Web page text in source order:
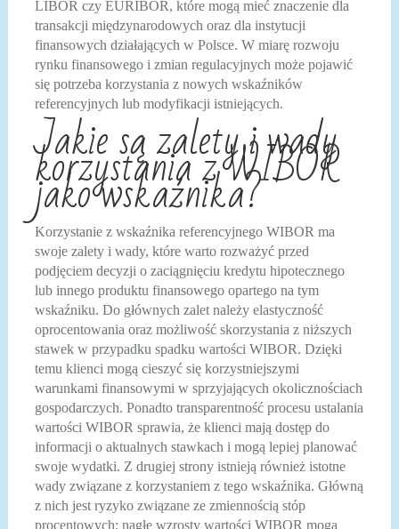
LIBOR czy EURIBOR, które mogą mieć znaczenie dla
transakcji międzynarodowych oraz dla instytucji
finansowych działających w Polsce. W miarę rozwoju
rynku finansowego i zmian regulacyjnych może pojawić
się potrzeba korzystania z nowych wskaźników
referencyjnych lub modyfikacji istniejących.
Jakie są zalety i wady
korzystania z WIBOR
jako wskaźnika?
Korzystanie z wskaźnika referencyjnego WIBOR ma
swoje zalety i wady, które warto rozważyć przed
podjęciem decyzji o zaciągnięciu kredytu hipotecznego
lub innego produktu finansowego opartego na tym
wskaźniku. Do głównych zalet należy elastyczność
oprocentowania oraz możliwość skorzystania z niższych
stawek w przypadku spadku wartości WIBOR. Dzięki
temu klienci mogą cieszyć się korzystniejszymi
warunkami finansowymi w sprzyjających okolicznościach
gospodarczych. Ponadto transparentność procesu ustalania
wartości WIBOR sprawia, że klienci mają dostęp do
informacji o aktualnych stawkach i mogą lepiej planować
swoje wydatki. Z drugiej strony istnieją również istotne
wady związane z korzystaniem z tego wskaźnika. Główną
z nich jest ryzyko związane ze zmiennością stóp
procentowych; nagłe wzrosty wartości WIBOR mogą